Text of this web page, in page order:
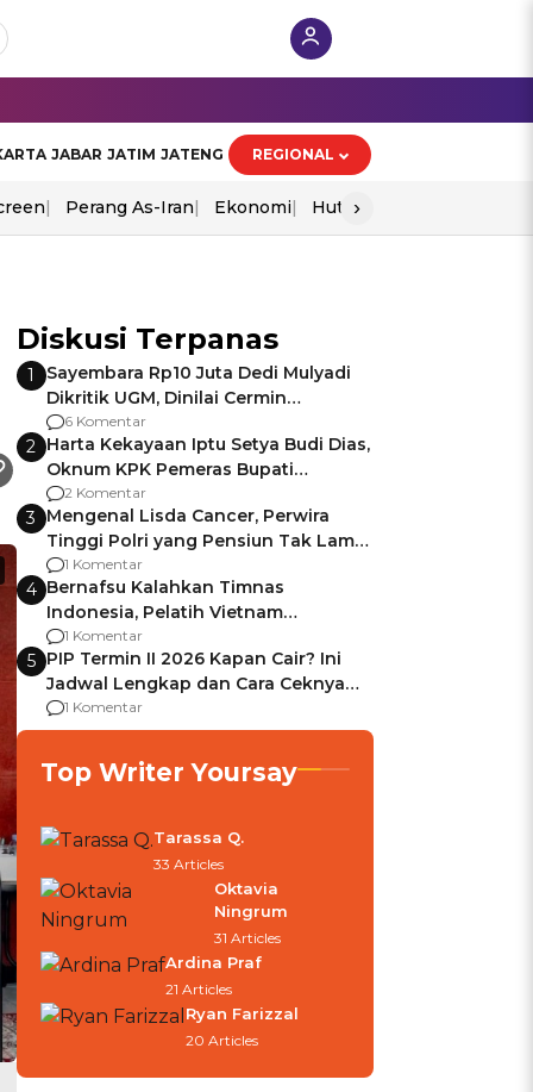
JABAR JATIM JATENG REGIONAL
Perang As-Iran Ekonomi Hut Ri
›
Diskusi Terpanas
1
Sayembara Rp10 Juta Dedi Mulyadi
Dikritik UGM, Dinilai Cermin
Gagalnya Negara Jamin Keamanan
6 Komentar
2 Harta Kekayaan Iptu Setya Budi Dias,
Oknum KPK Pemeras Bupati
Pemalang
2 Komentar
3 Mengenal Lisda Cancer, Perwira
Tinggi Polri yang Pensiun Tak Lama
Usai Jadi Brigjen
1 Komentar
4 Bernafsu Kalahkan Timnas
Indonesia, Pelatih Vietnam
Berencana Pakai Jimat di Pakansari
1 Komentar
5 PIP Termin II 2026 Kapan Cair? Ini
Jadwal Lengkap dan Cara Ceknya
agar Dana Tidak Hangus!
1 Komentar
Top Writer Yoursay
Tarassa Q.
33 Articles
Oktavia
Ningrum
31 Articles
Ardina Praf
21 Articles
Ryan Farizzal
20 Articles